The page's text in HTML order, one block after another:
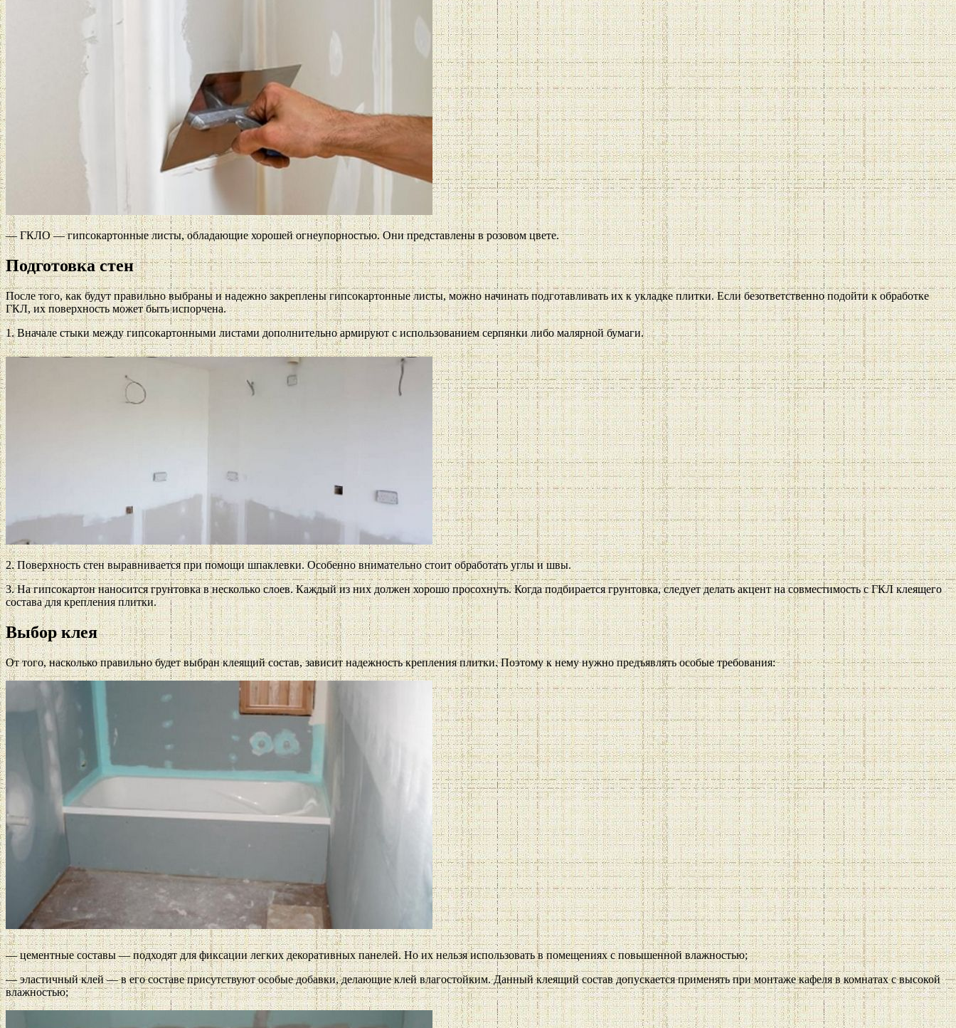
— ГКЛО — гипсокартонные листы, обладающие хорошей огнеупорностью. Они представлены в розовом цвете.
Подготовка стен
После того, как будут правильно выбраны и надежно закреплены гипсокартонные листы, можно начинать подготавливать их к укладке плитки. Если безответственно подойти к обработке
ГКЛ, их поверхность может быть испорчена.
1. Вначале стыки между гипсокартонными листами дополнительно армируют с использованием серпянки либо малярной бумаги.
2. Поверхность стен выравнивается при помощи шпаклевки. Особенно внимательно стоит обработать углы и швы.
3. На гипсокартон наносится грунтовка в несколько слоев. Каждый из них должен хорошо просохнуть. Когда подбирается грунтовка, следует делать акцент на совместимость с ГКЛ клеящего
состава для крепления плитки.
Выбор клея
От того, насколько правильно будет выбран клеящий состав, зависит надежность крепления плитки. Поэтому к нему нужно предъявлять особые требования:
— цементные составы — подходят для фиксации легких декоративных панелей. Но их нельзя использовать в помещениях с повышенной влажностью;
— эластичный клей — в его составе присутствуют особые добавки, делающие клей влагостойким. Данный клеящий состав допускается применять при монтаже кафеля в комнатах с высокой
влажностью;